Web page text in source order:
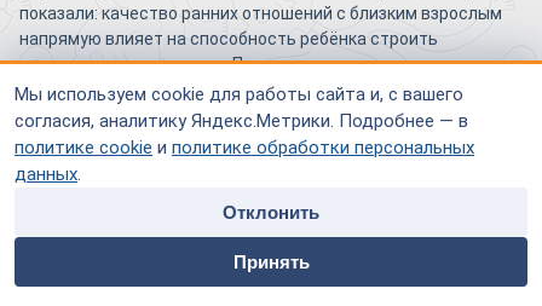
Мы используем cookie для работы сайта и, с вашего
согласия, аналитику Яндекс.Метрики. Подробнее — в
политике cookie и политике обработки персональных
данных.
Отклонить
Принять
home people
Специалисты
payment contacts
показали: качество ранних отношений с близким взрослым
напрямую влияет на способность ребёнка строить
социальные связи позже. Параллельно накопились данные о
детях из учреждений — у них наблюдались специфические
нарушения, не сводимые к интеллектуальной
недостаточности или аутизму.
Так в психиатрии появилось понимание, что социальное
функционирование — самостоятельная клиническая ось,
которую можно нарушить отдельно от речи, интеллекта и